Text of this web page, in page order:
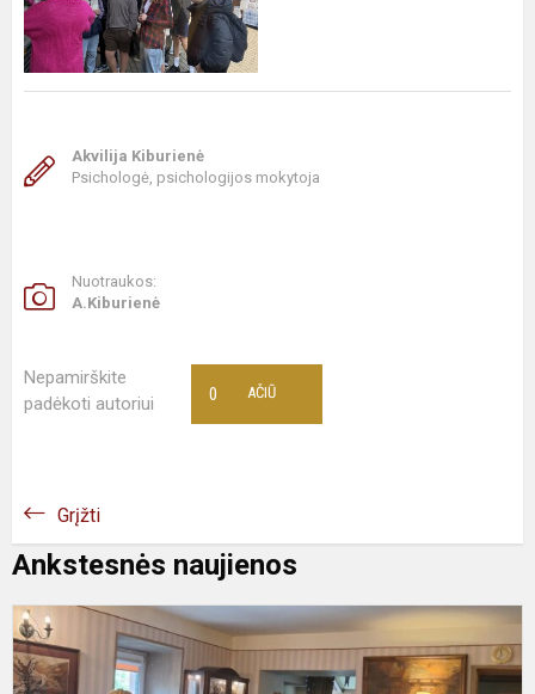
Akvilija Kiburienė
Psichologė, psichologijos mokytoja
Nuotraukos:
A.Kiburienė
Nepamirškite
padėkoti autoriui
AČIŪ
0
Grįžti
Ankstesnės naujienos